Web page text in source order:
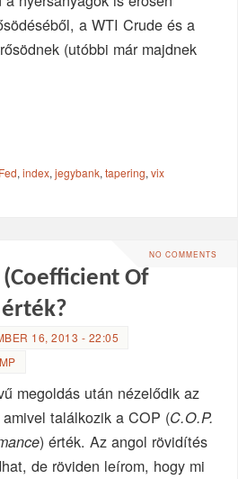
a WTI Crude és a
(utóbbi már majdnek
Fed,index,jegybank,tapering,vix
NO COMMENTS
(Coefficient Of
16, 2013 - 22:05
megoldás után nézelődik az
találkozik a COP (C.O.P.
) érték. Az angol rövidítés
de röviden leírom, hogy mi